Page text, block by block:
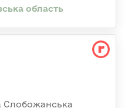
область
Слобожанська